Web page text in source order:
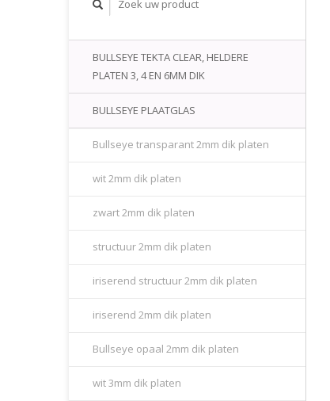
BULLSEYE TEKTA CLEAR, HELDERE
PLATEN 3, 4 EN 6MM DIK
BULLSEYE PLAATGLAS
Bullseye transparant 2mm dik platen
wit 2mm dik platen
zwart 2mm dik platen
structuur 2mm dik platen
iriserend structuur 2mm dik platen
iriserend 2mm dik platen
Bullseye opaal 2mm dik platen
wit 3mm dik platen